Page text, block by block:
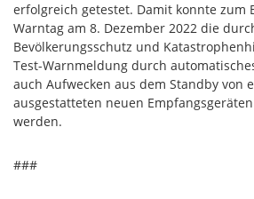
erfolgreich getestet. Damit konnte zum
Warntag am 8. Dezember 2022 die
Bevölkerungsschutz und
Test-Warnmeldung durch
auch Aufwecken aus dem Standby von
ausgestatteten neuen
werden.
###